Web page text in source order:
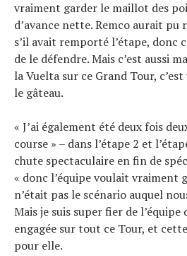
vraiment garder le maillot des
d’avance nette. Remco aurait
s’il avait remporté l’étape, donc
de le défendre. Mais c’est aussi
la Vuelta sur ce Grand Tour,
le gâteau.
« J’ai également été deux fois
course » – dans l’étape 2 et
chute spectaculaire en fin de
« donc l’équipe voulait vraiment
n’était pas le scénario auquel
Mais je suis super fier de l’équipe
engagée sur tout ce Tour, et
pour elle.